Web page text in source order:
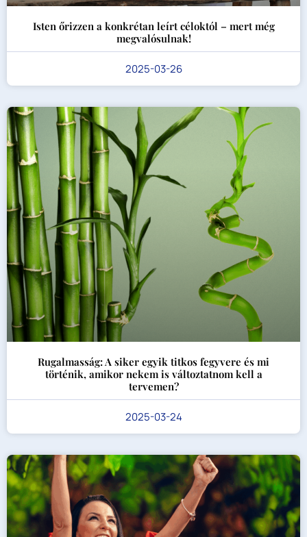
Isten őrizzen a konkrétan leírt céloktól – mert még
megvalósulnak!
2025-03-26
Rugalmasság: A siker egyik titkos fegyvere és mi
történik, amikor nekem is változtatnom kell a
tervemen?
2025-03-24